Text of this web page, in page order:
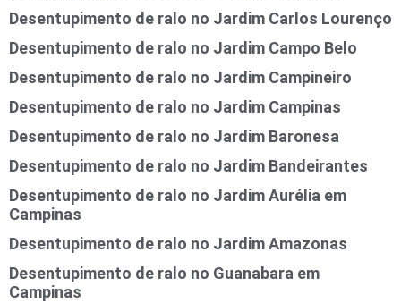
Desentupimento de ralo no Jardim Carlos Lourenço
Desentupimento de ralo no Jardim Campo Belo
Desentupimento de ralo no Jardim Campineiro
Desentupimento de ralo no Jardim Campinas
Desentupimento de ralo no Jardim Baronesa
Desentupimento de ralo no Jardim Bandeirantes
Desentupimento de ralo no Jardim Aurélia em
Campinas
Desentupimento de ralo no Jardim Amazonas
Desentupimento de ralo no Guanabara em
Campinas